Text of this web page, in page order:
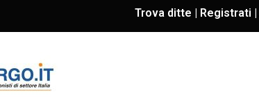
Trova ditte | Registrati |